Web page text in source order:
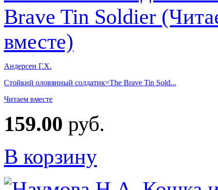
Андерсен Г.Х.
Стойкий оловянный солдатик=The Brave Tin Sold...
Читаем вместе
159.00 руб.
В корзину